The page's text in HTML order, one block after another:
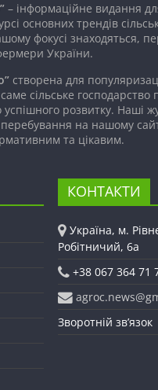
– інформаційне видання
основних трендів
фокусі знаходяться,
України.
створена для
сільське господарство
розвитку. Наші
на нашому
та цікавим.
КОНТАКТИ
Україна, м.
Робітничий, 6а
+38 067 364 71
Зворотній зв’язок